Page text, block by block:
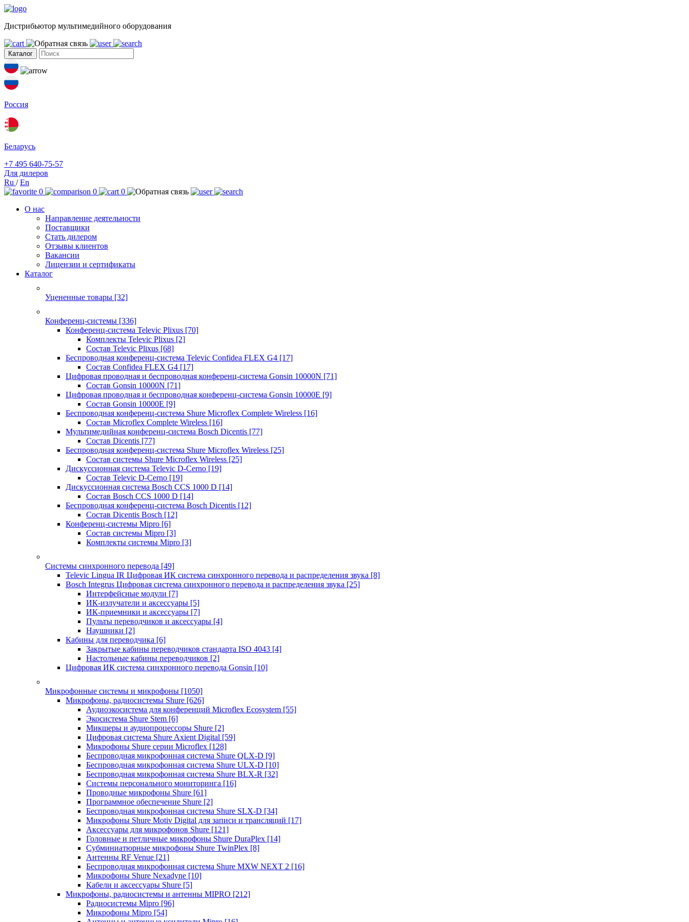
Дистрибьютор мультимедийного оборудования
Каталог
Россия
Беларусь
+7 495 640-75-57
Для дилеров
Ru /En
0
0
0
О нас
Направление деятельности
Поставщики
Стать дилером
Отзывы клиентов
Вакансии
Лицензии и сертификаты
Каталог
Уцененные товары [32]
Конференц-системы [336]
Конференц-система Televic Plixus [70]
Комплекты Televic Plixus [2]
Состав Televic Plixus [68]
Беспроводная конференц-система Televic Confidea FLEX G4 [17]
Состав Confidea FLEX G4 [17]
Цифровая проводная и беспроводная конференц-система Gonsin 10000N [71]
Состав Gonsin 10000N [71]
Цифровая проводная и беспроводная конференц-система Gonsin 10000E [9]
Состав Gonsin 10000E [9]
Беспроводная конференц-система Shure Microflex Complete Wireless [16]
Состав Microflex Complete Wireless [16]
Мультимедийная конференц-система Bosch Dicentis [77]
Состав Dicentis [77]
Беспроводная конференц-система Shure Microflex Wireless [25]
Состав системы Shure Microflex Wireless [25]
Дискуссионная система Televic D-Cerno [19]
Состав Televic D-Cerno [19]
Дискуссионная система Bosch CCS 1000 D [14]
Состав Bosch CCS 1000 D [14]
Беспроводная конференц-система Bosch Dicentis [12]
Состав Dicentis Bosch [12]
Конференц-системы Mipro [6]
Состав системы Mipro [3]
Комплекты системы Mipro [3]
Системы синхронного перевода [49]
Televic Lingua IR Цифровая ИК система синхронного перевода и распределения звука [8]
Bosch Integrus Цифровая система синхронного перевода и распределения звука [25]
Интерфейсные модули [7]
ИК-излучатели и аксессуары [5]
ИК-приемники и аксессуары [7]
Пульты переводчиков и аксессуары [4]
Наушники [2]
Кабины для переводчика [6]
Закрытые кабины переводчиков стандарта ISO 4043 [4]
Настольные кабины переводчиков [2]
Цифровая ИК система синхронного перевода Gonsin [10]
Микрофонные системы и микрофоны [1050]
Микрофоны, радиосистемы Shure [626]
Аудиоэкосистема для конференций Microflex Ecosystem [55]
Экосистема Shure Stem [6]
Микшеры и аудиопроцессоры Shure [2]
Цифровая система Shure Axient Digital [59]
Микрофоны Shure серии Microflex [128]
Беспроводная микрофонная система Shure QLX-D [9]
Беспроводная микрофонная система Shure ULX-D [10]
Беспроводная микрофонная система Shure BLX-R [32]
Системы персонального мониторинга [16]
Проводные микрофоны Shure [61]
Программное обеспечение Shure [2]
Беспроводная микрофонная система Shure SLX-D [34]
Микрофоны Shure Motiv Digital для записи и трансляций [17]
Аксессуары для микрофонов Shure [121]
Головные и петличные микрофоны Shure DuraPlex [14]
Субминиатюрные микрофоны Shure TwinPlex [8]
Антенны RF Venue [21]
Беспроводная микрофонная система Shure MXW NEXT 2 [16]
Микрофоны Shure Nexadyne [10]
Кабели и аксессуары Shure [5]
Микрофоны, радиосистемы и антенны MIPRO [212]
Радиосистемы Mipro [96]
Микрофоны Mipro [54]